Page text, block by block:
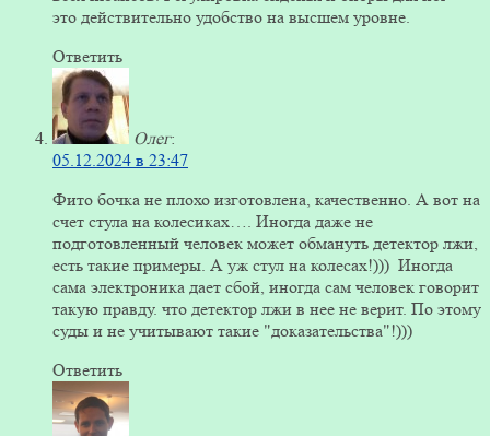
это действительно удобство на высшем уровне.
Ответить
Олег:
05.12.2024 в 23:47
Фито бочка не плохо изготовлена, качественно. А вот на
счет стула на колесиках…. Иногда даже не
подготовленный человек может обмануть детектор лжи,
есть такие примеры. А уж стул на колесах!))) Иногда
сама электроника дает сбой, иногда сам человек говорит
такую правду. что детектор лжи в нее не верит. По этому
суды и не учитывают такие "доказательства"!)))
Ответить